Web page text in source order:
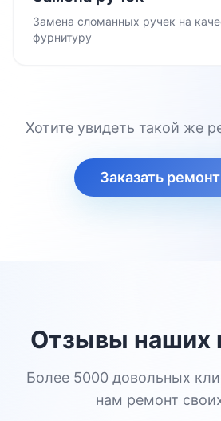
Замена сломанных ручек на
фурнитуру
Хотите увидеть такой же
Заказать
Отзывы наших
Более 5000 довольных
нам ремонт